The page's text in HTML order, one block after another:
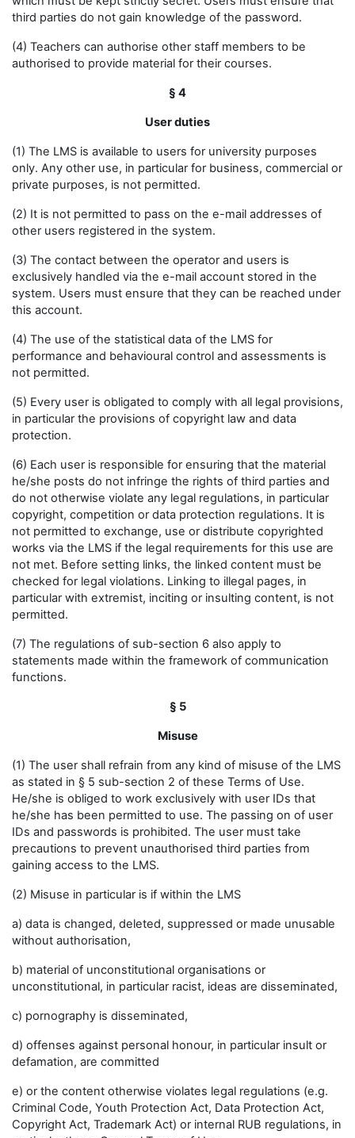
third parties do not gain knowledge of the password.
(4) Teachers can authorise other staff members to be
authorised to provide material for their courses.
§ 4
User duties
(1) The LMS is available to users for university purposes
only. Any other use, in particular for business, commercial or
private purposes, is not permitted.
(2) It is not permitted to pass on the e-mail addresses of
other users registered in the system.
(3) The contact between the operator and users is
exclusively handled via the e-mail account stored in the
system. Users must ensure that they can be reached under
this account.
(4) The use of the statistical data of the LMS for
performance and behavioural control and assessments is
not permitted.
(5) Every user is obligated to comply with all legal provisions,
in particular the provisions of copyright law and data
protection.
(6) Each user is responsible for ensuring that the material
he/she posts do not infringe the rights of third parties and
do not otherwise violate any legal regulations, in particular
copyright, competition or data protection regulations. It is
not permitted to exchange, use or distribute copyrighted
works via the LMS if the legal requirements for this use are
not met. Before setting links, the linked content must be
checked for legal violations. Linking to illegal pages, in
particular with extremist, inciting or insulting content, is not
permitted.
(7) The regulations of sub-section 6 also apply to
statements made within the framework of communication
functions.
§ 5
Misuse
(1) The user shall refrain from any kind of misuse of the LMS
as stated in § 5 sub-section 2 of these Terms of Use.
He/she is obliged to work exclusively with user IDs that
he/she has been permitted to use. The passing on of user
IDs and passwords is prohibited. The user must take
precautions to prevent unauthorised third parties from
gaining access to the LMS.
(2) Misuse in particular is if within the LMS
a) data is changed, deleted, suppressed or made unusable
without authorisation,
b) material of unconstitutional organisations or
unconstitutional, in particular racist, ideas are disseminated,
c) pornography is disseminated,
d) offenses against personal honour, in particular insult or
defamation, are committed
e) or the content otherwise violates legal regulations (e.g.
Criminal Code, Youth Protection Act, Data Protection Act,
Copyright Act, Trademark Act) or internal RUB regulations, in